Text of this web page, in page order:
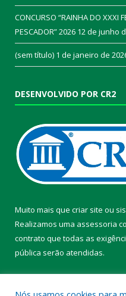
CONCURSO “RAINHA DO XXXI
PESCADOR” 2026 12 de junho
(sem título) 1 de janeiro de
DESENVOLVIDO POR CR2
Muito mais que criar site ou
Realizamos uma assessoria
contrato que todas as
pública serão atendidas.